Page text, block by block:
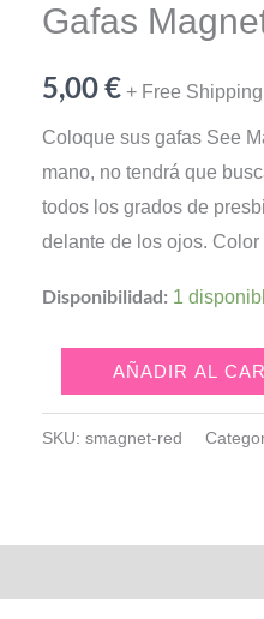
Gafas
5,00€ + Free Shipping
Coloque sus gafas See
mano, no tendrá que
todos los grados de
delante de los ojos. Color
Disponibilidad: 1
Magnet
rojo
AÑADIR AL
SKU:smagnet-red